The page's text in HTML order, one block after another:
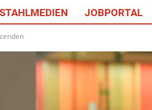
STAHLMEDIEN JOBPORTAL